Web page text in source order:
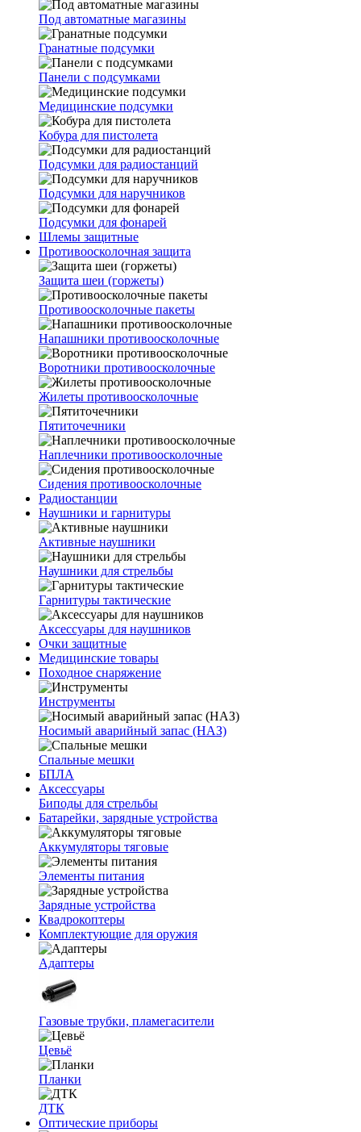
Под автоматные магазины
Гранатные подсумки
Панели с подсумками
Медицинские подсумки
Кобура для пистолета
Подсумки для радиостанций
Подсумки для наручников
Подсумки для фонарей
Шлемы защитные
Противоосколочная защита
Защита шеи (горжеты)
Противоосколочные пакеты
Напашники противоосколочные
Воротники противоосколочные
Жилеты противоосколочные
Пятиточечники
Наплечники противоосколочные
Сидения противоосколочные
Радиостанции
Наушники и гарнитуры
Активные наушники
Наушники для стрельбы
Гарнитуры тактические
Аксессуары для наушников
Очки защитные
Медицинские товары
Походное снаряжение
Инструменты
Носимый аварийный запас (НАЗ)
Спальные мешки
БПЛА
Аксессуары
Биподы для стрельбы
Батарейки, зарядные устройства
Аккумуляторы тяговые
Элементы питания
Зарядные устройства
Квадрокоптеры
Комплектующие для оружия
Адаптеры
Газовые трубки, пламегасители
Цевьё
Планки
ДТК
Оптические приборы